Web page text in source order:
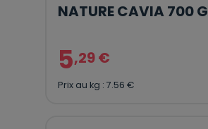
NATURE CAVIA 700 G
5,29 €
Prix au kg : 7.56 €